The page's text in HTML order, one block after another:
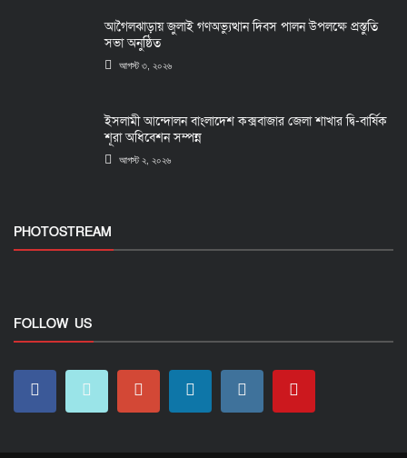
আগৈলঝাড়ায় জুলাই গণঅভ্যুত্থান দিবস পালন উপলক্ষে প্রস্তুতি
সভা অনুষ্ঠিত
আগস্ট ৩, ২০২৬
ইসলামী আন্দোলন বাংলাদেশ কক্সবাজার জেলা শাখার দ্বি-বার্ষিক
শূরা অধিবেশন সম্পন্ন
আগস্ট ২, ২০২৬
PHOTOSTREAM
FOLLOW US